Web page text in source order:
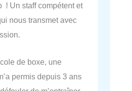
! Un staff compétent et
nous transmet avec
de boxe, une
permis depuis 3 ans